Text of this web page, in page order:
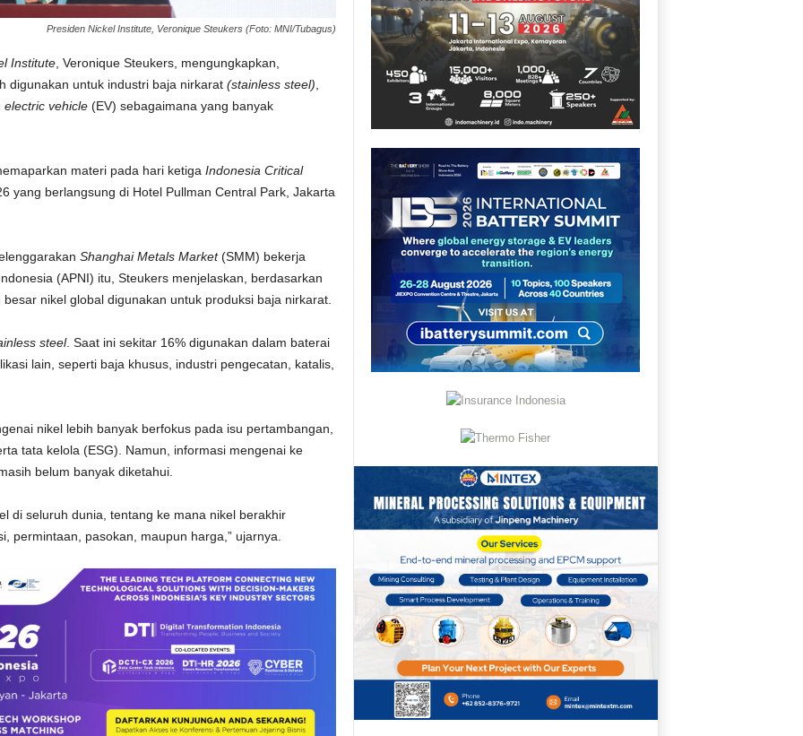
Presiden Nickel Institute, Veronique Steukers (Foto: MNI/Tubagus)
Institute, Veronique Steukers, mengungkapkan,
digunakan untuk industri baja nirkarat (stainless steel)
electric vehicle(EV) sebagaimana yang banyak
materi pada hari ketiga Indonesia Critical
yang berlangsung di Hotel Pullman Central Park, Jakarta
Shanghai Metals Market(SMM) bekerja
(APNI) itu, Steukers menjelaskan, berdasarkan
nikel global digunakan untuk produksi baja nirkarat.
steel. Saat ini sekitar 16% digunakan dalam baterai
lain, seperti baja khusus, industri pengecatan, katalis,
nikel lebih banyak berfokus pada isu pertambangan,
tata kelola (ESG). Namun, informasi mengenai ke
belum banyak diketahui.
di seluruh dunia, tentang ke mana nikel berakhir
permintaan, pasokan, maupun harga,” ujarnya.